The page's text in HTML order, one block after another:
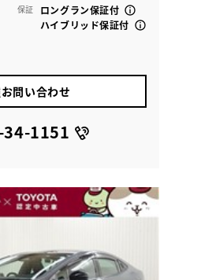
保証
ロングラン保証付
ハイブリッド保証付
問い合わせ
1151